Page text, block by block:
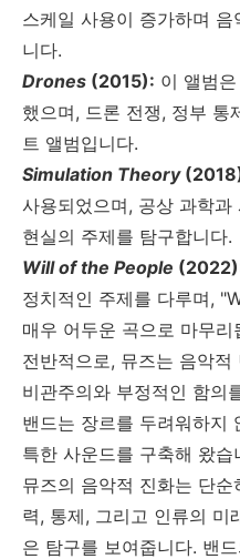
스케일 사용이 증가하며
니다.
Drones (2015): 이 앨범
했으며, 드론 전쟁, 정부 통
트 앨범입니다.
Simulation Theory
사용되었으며, 공상 과학과
현실의 주제를 탐구합니다.
Will of the People
정치적인 주제를 다루며,
매우 어두운 곡으로 마무리
전반적으로, 뮤즈는 음악적
비관주의와 부정적인 함의
밴드는 장르를 두려워하지
특한 사운드를 구축해 왔습
뮤즈의 음악적 진화는 단
력, 통제, 그리고 인류의 미
은 탐구를 보여줍니다. 밴